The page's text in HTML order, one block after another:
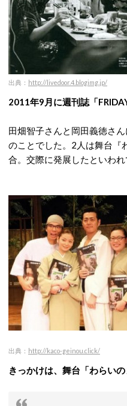
出典： http://livedoor.4.blogimg.jp/
2011年9月に週刊誌「
田畑智子さんと岡田義徳さ
のことでした。2人は舞台『
合。交際に発展したといわれ
出典： http://kaco-geinou.click/
きっかけは、舞台「わらいの